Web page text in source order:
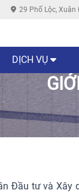
29 Phố Lộc, Xuân
DỊCH VỤ
Đầu tư và